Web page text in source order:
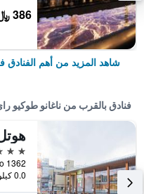
386 ﷼
شاهد المزيد من أهم الفنادق
فنادق بالقرب من ناغانو طوكيو
3 نجوم
0.0 كيلومتر عن وسط المدينة